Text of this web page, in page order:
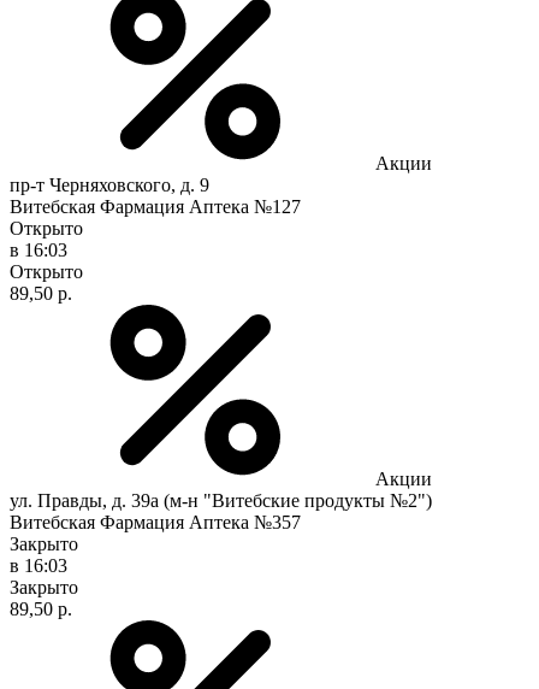
Акции
пр-т Черняховского, д. 9
Витебская Фармация Аптека №127
Открыто
в 16:03
Открыто
89,50 р.
Акции
ул. Правды, д. 39а (м-н "Витебские продукты №2")
Витебская Фармация Аптека №357
Закрыто
в 16:03
Закрыто
89,50 р.